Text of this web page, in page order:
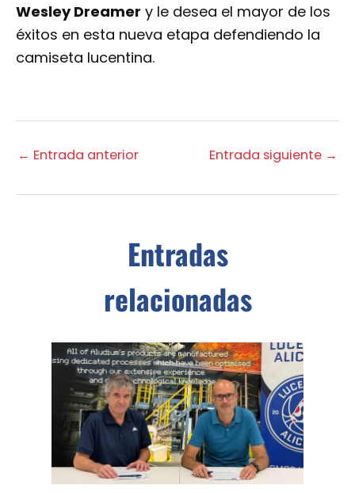
Wesley Dreamer y le desea el mayor de los
éxitos en esta nueva etapa defendiendo la
camiseta lucentina.
← Entrada anterior Entrada siguiente →
Entradas
relacionadas